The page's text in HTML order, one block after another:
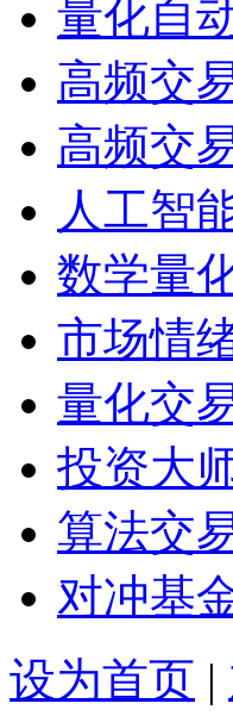
量化自
高频交
高频交
人工智
数学量
市场情
量化交
投资大
算法交
对冲基
设为首页 |